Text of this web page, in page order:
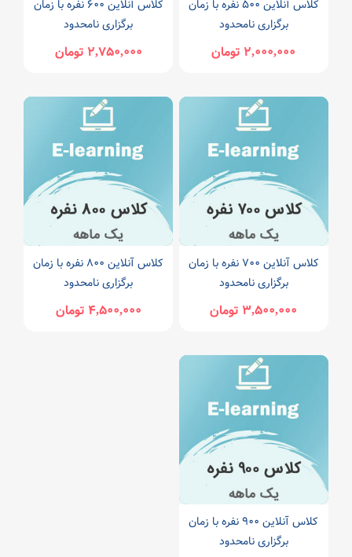
کلاس آنلاین 500 نفره با زمان
برگزاری نامحدود
2,000,000 تومان
کلاس آنلاین 600 نفره با زمان
برگزاری نامحدود
2,750,000 تومان
کلاس آنلاین 700 نفره با زمان
برگزاری نامحدود
3,500,000 تومان
کلاس آنلاین 800 نفره با زمان
برگزاری نامحدود
4,500,000 تومان
کلاس آنلاین 900 نفره با زمان
برگزاری نامحدود